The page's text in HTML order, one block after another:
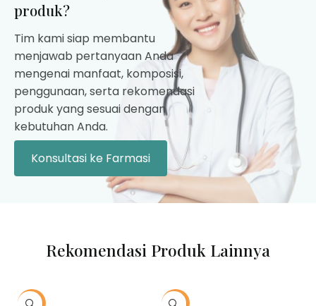
produk?
Tim kami siap membantu
menjawab pertanyaan Anda
mengenai manfaat, komposisi,
penggunaan, serta rekomendasi
produk yang sesuai dengan
kebutuhan Anda.
Konsultasi ke Farmasi
Rekomendasi Produk Lainnya
-10% -10%